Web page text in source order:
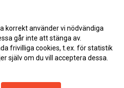
korrekt använder vi nödvändiga
går inte att stänga av.
frivilliga cookies, t.ex. för statistik
själv om du vill acceptera dessa.